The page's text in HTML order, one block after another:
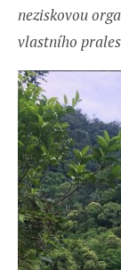
neziskovou
vlastního